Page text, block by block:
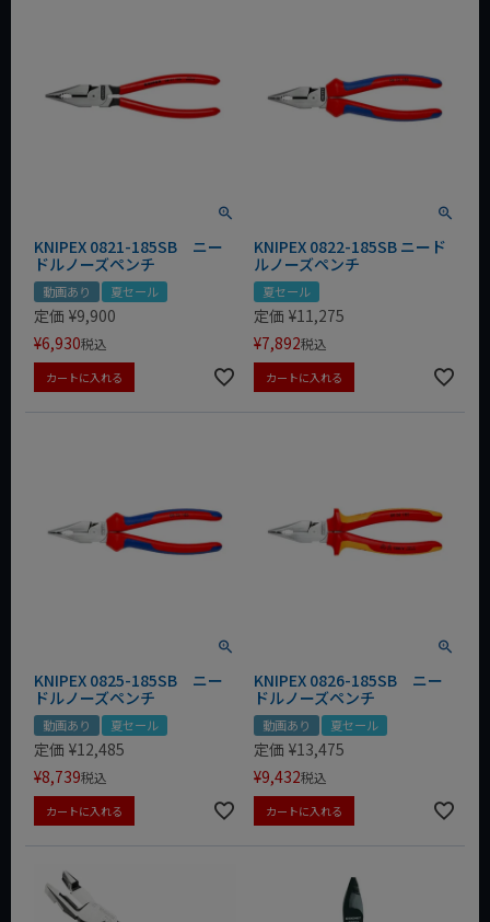
KNIPEX 0821-185SB ニー
ドルノーズペンチ
動画あり 夏セール
定価 ¥9,900
¥6,930税込
カートに入れる
KNIPEX 0822-185SB ニード
ルノーズペンチ
夏セール
定価 ¥11,275
¥7,892税込
カートに入れる
KNIPEX 0825-185SB ニー
ドルノーズペンチ
動画あり 夏セール
定価 ¥12,485
¥8,739税込
カートに入れる
KNIPEX 0826-185SB ニー
ドルノーズペンチ
動画あり 夏セール
定価 ¥13,475
¥9,432税込
カートに入れる